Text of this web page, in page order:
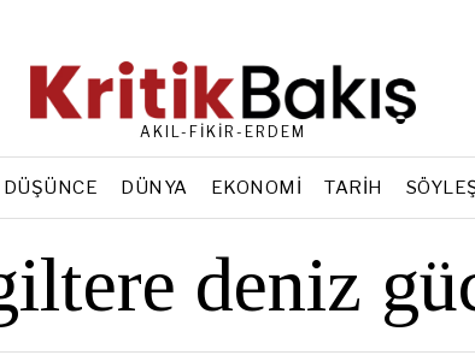
AKIL-FİKİR-ERDEM
DÜŞÜNCE DÜNYA EKONOMI TARIH
deniz